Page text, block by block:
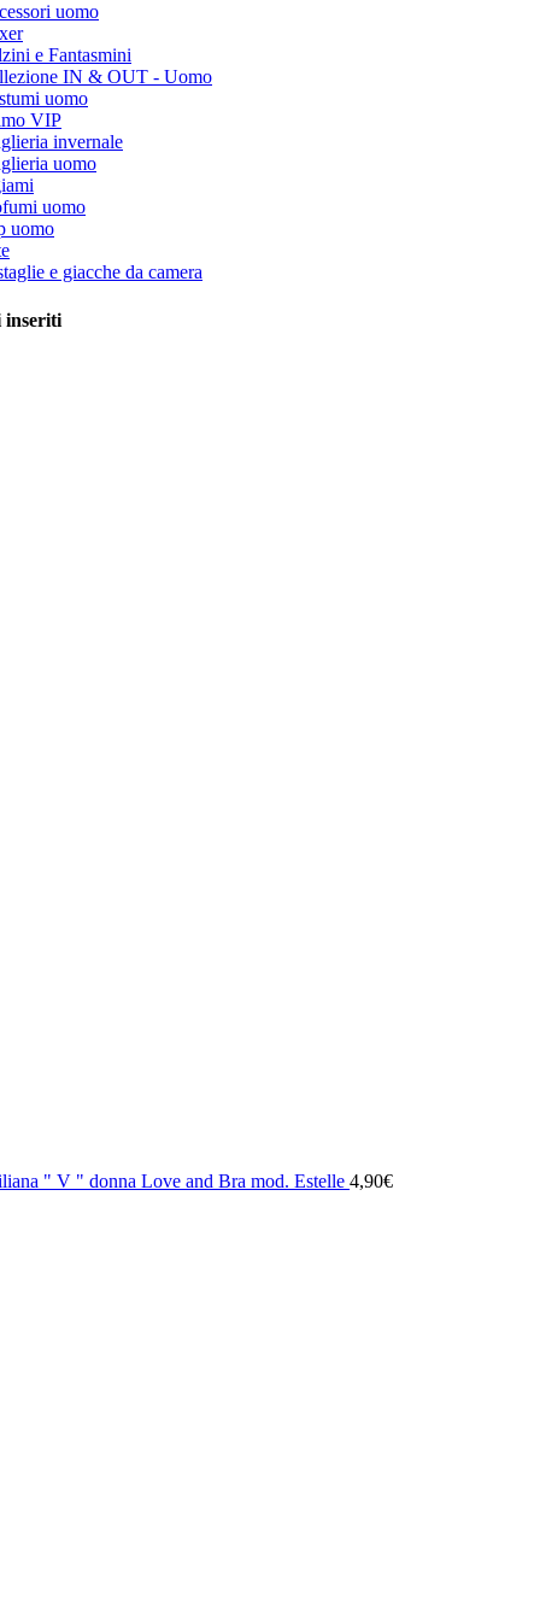
uomo
e Fantasmini
IN & OUT - Uomo
uomo
VIP
invernale
uomo
uomo
uomo
e giacche da camera
inseriti
" V " donna Love and Bra mod. Estelle 4,90€